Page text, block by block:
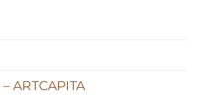
ARTCAPITA